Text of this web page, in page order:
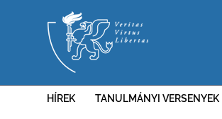
HÍREK TANULMÁNYI VERSENYEK